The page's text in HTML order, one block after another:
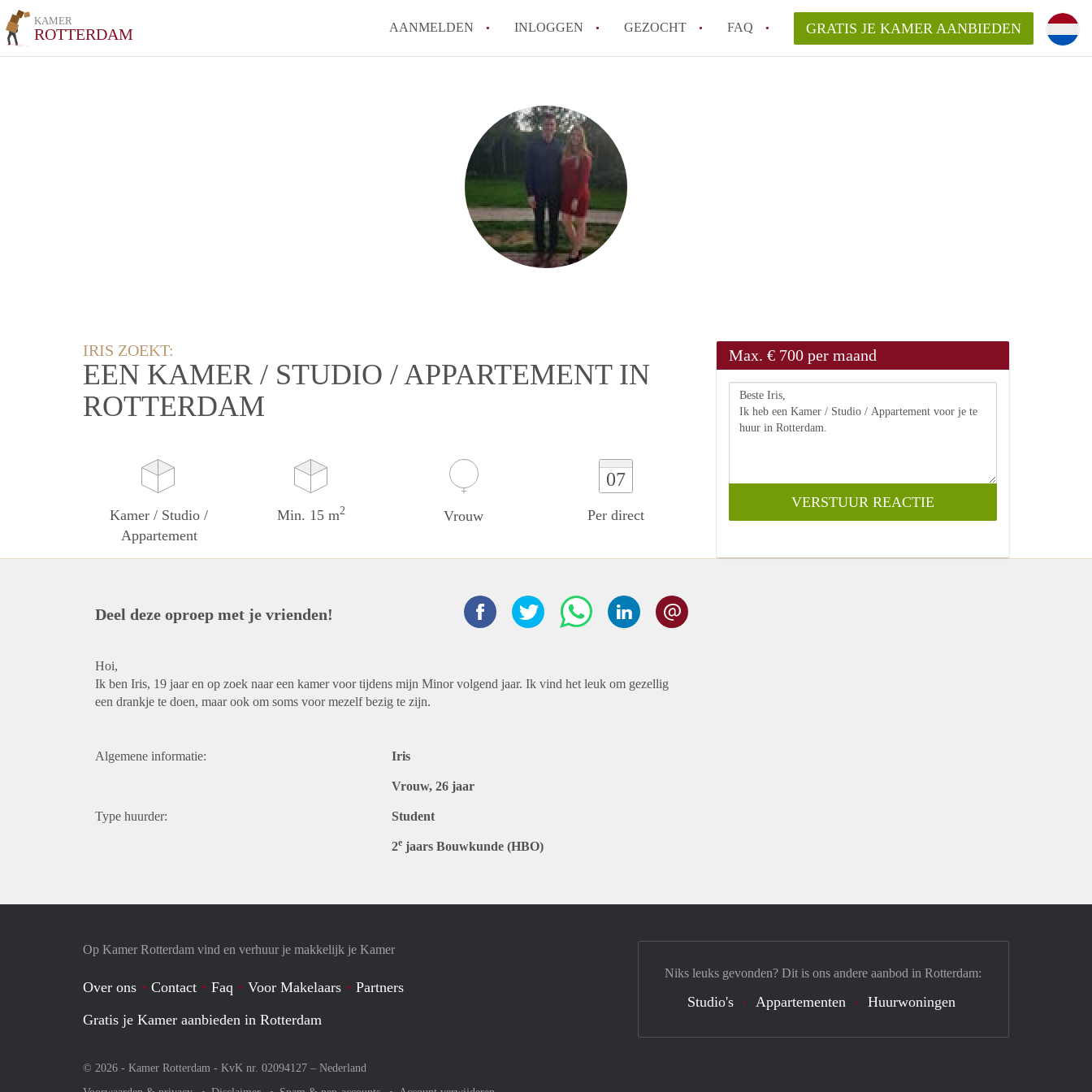
KAMER
ROTTERDAM AANMELDEN INLOGGEN GEZOCHT FAQ
Hoe groot is de kans dat ik snel een kamer vind?
Wat kost een studentenkamer gemiddeld in Rotterdam?
In welke wijken van Rotterdam kan ik het beste wonen als student?
Hoe vind ik een kamer in Rotterdam?
Alle veelgestelde vragen
GRATIS JE KAMER AANBIEDEN
IRIS ZOEKT:
EEN KAMER / STUDIO / APPARTEMENT IN
ROTTERDAM
Kamer / Studio /
Appartement
Min. 15 m2 Vrouw
07
Per direct
Max. € 700 per maand
Deel deze oproep met je vrienden!
Hoi,
Ik ben Iris, 19 jaar en op zoek naar een kamer voor tijdens mijn Minor volgend jaar. Ik vind het leuk om gezellig
een drankje te doen, maar ook om soms voor mezelf bezig te zijn.
Algemene informatie: Iris
Vrouw, 26 jaar
Type huurder: Student
2e jaars Bouwkunde (HBO)
Op Kamer Rotterdam vind en verhuur je makkelijk je Kamer
Over ons Contact Faq Voor Makelaars
Partners
Gratis je Kamer aanbieden in Rotterdam
© 2026 - Kamer Rotterdam - KvK nr. 02094127 – Nederland
Niks leuks gevonden? Dit is ons andere aanbod in Rotterdam:
Studio's Appartementen Huurwoningen